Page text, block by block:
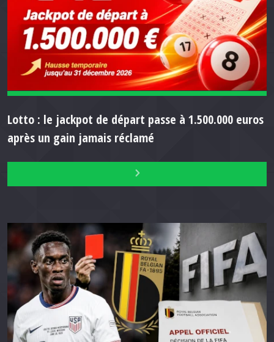
Lotto : le jackpot de départ passe à 1.500.000 euros
après un gain jamais réclamé